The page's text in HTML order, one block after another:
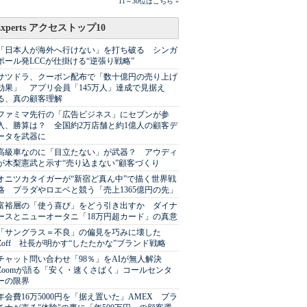
アクセストップ10
日本人が海外へ行けない」を打ち破る シンガ
ール発LCCが仕掛ける“逆張り戦略”
ツドラ、クーポン配布で「数十億円の売り上げ
果」 アプリ会員「145万人」達成で見据え
、真の顧客理解
ァミマ先行の「広告ビジネス」にセブンが参
、勝算は？ 全国約2万店舗と約1億人の顧客デ
タを武器に
級車なのに「目立たない」が武器？ アウディ
木梨憲武と示す“売り込まない”顧客づくり
ニツカタイガーが“新宿ど真ん中”で描く世界戦
プラダやロエベと競う「売上1365億円の先」
裕層の「使う喜び」をどう引き出すか ダイナ
スとニューオータニ「18万円超カード」の真意
サングラス＝不良」の偏見を巧みに壊した
社長が明かす“したたかな”ブランド戦略
ャット問い合わせ「98％」をAIが無人解決
が語る「安く・速くさばく」コールセンタ
の限界
会費16万5000円を「据え置いた」AMEX プラ